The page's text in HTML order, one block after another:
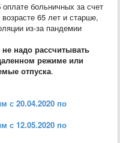
больничных за счет
65 лет и старше,
из-за пандемии
не надо рассчитывать
режиме или
отпуска.
с 20.04.2020 по
с 12.05.2020 по